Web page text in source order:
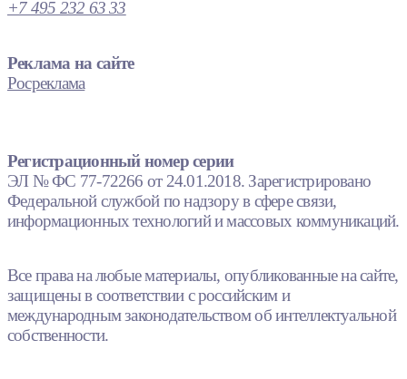
+7 495 232 63 33
Реклама на сайте
Росреклама
Регистрационный номер серии
ЭЛ № ФС 77-72266 от 24.01.2018. Зарегистрировано
Федеральной службой по надзору в сфере связи,
информационных технологий и массовых коммуникаций.
Все права на любые материалы, опубликованные на сайте,
защищены в соответствии с российским и
международным законодательством об интеллектуальной
собственности.